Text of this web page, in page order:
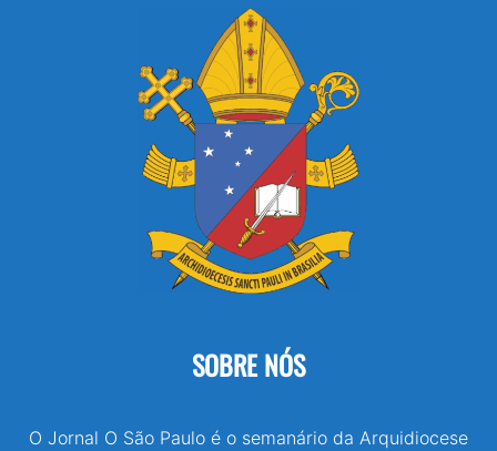
SOBRE NÓS
O Jornal O São Paulo é o semanário da Arquidiocese